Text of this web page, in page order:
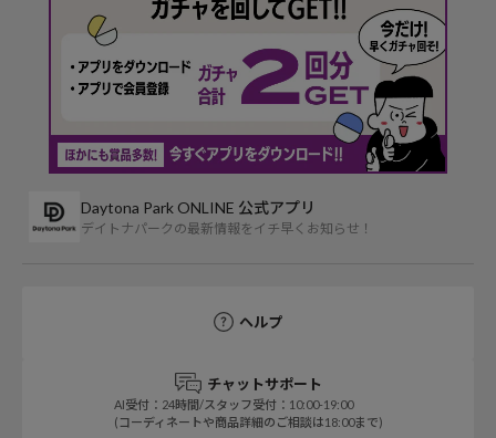
Daytona Park ONLINE 公式アプリ
デイトナパークの最新情報をイチ早くお知らせ！
ヘルプ
チャットサポート
AI受付：24時間/スタッフ受付：10:00-19:00
(コーディネートや商品詳細のご相談は18:00まで)